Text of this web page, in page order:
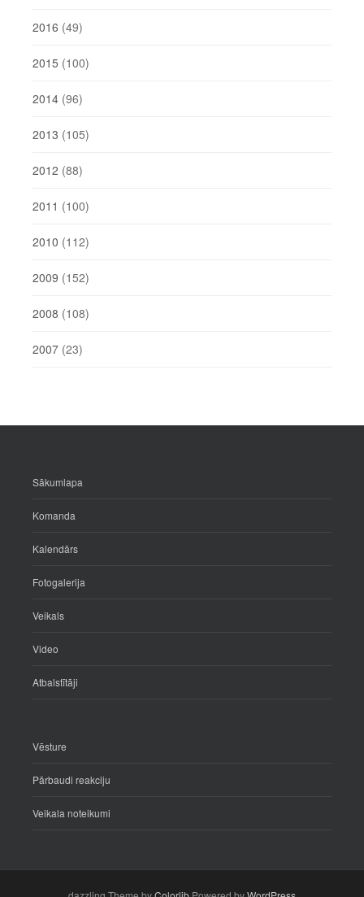
2016 (49)
2015 (100)
2014 (96)
2013 (105)
2012 (88)
2011 (100)
2010 (112)
2009 (152)
2008 (108)
2007 (23)
Sākumlapa
Komanda
Kalendārs
Fotogalerija
Veikals
Video
Atbalstītāji
Vēsture
Pārbaudi reakciju
Veikala noteikumi